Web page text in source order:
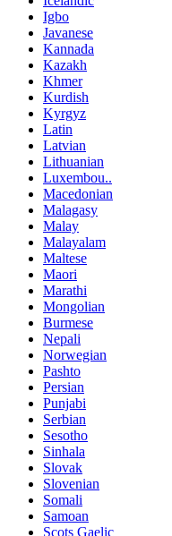
Igbo
Javanese
Kannada
Kazakh
Khmer
Kurdish
Kyrgyz
Latin
Latvian
Lithuanian
Luxembou..
Macedonian
Malagasy
Malay
Malayalam
Maltese
Maori
Marathi
Mongolian
Burmese
Nepali
Norwegian
Pashto
Persian
Punjabi
Serbian
Sesotho
Sinhala
Slovak
Slovenian
Somali
Samoan
Scots Gaelic